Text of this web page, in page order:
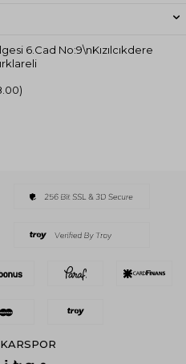
6.Cad No:9\nKızılcıkdere